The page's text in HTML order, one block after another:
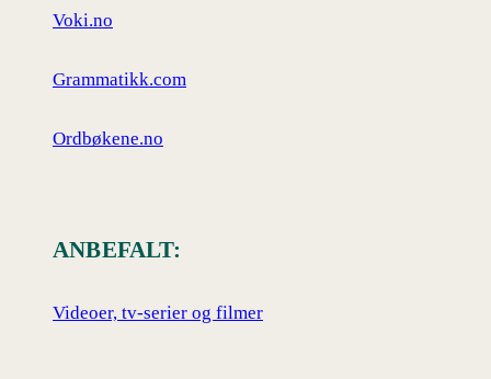
Voki.no
Grammatikk.com
Ordbøkene.no
ANBEFALT:
Videoer, tv-serier og filmer